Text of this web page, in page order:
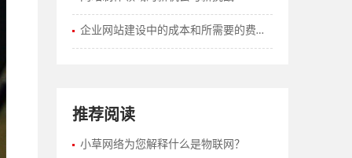
企业网站建设中的成本和所需要的费用如何计算？
推荐阅读
小草网络为您解释什么是物联网？